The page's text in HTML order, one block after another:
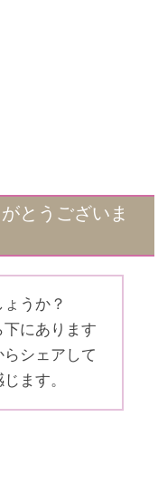
とうございま
うか？
にあります
シェアして
ます。